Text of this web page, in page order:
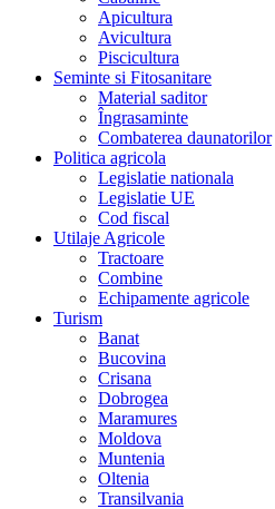
Apicultura
Avicultura
Piscicultura
Seminte si Fitosanitare
Material saditor
Îngrasaminte
Combaterea daunatorilor
Politica agricola
Legislatie nationala
Legislatie UE
Cod fiscal
Utilaje Agricole
Tractoare
Combine
Echipamente agricole
Turism
Banat
Bucovina
Crisana
Dobrogea
Maramures
Moldova
Muntenia
Oltenia
Transilvania